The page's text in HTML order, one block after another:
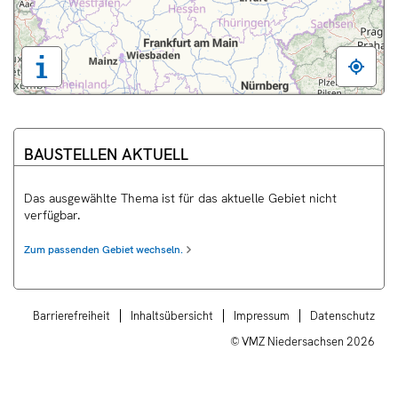
Tastaturbedienung,
Legende
weitere
anzeigen
BAUSTELLEN AKTUELL
Das ausgewählte Thema ist für das aktuelle Gebiet nicht
verfügbar.
Zum passenden Gebiet wechseln.
Barrierefreiheit Inhaltsübersicht Impressum
Datenschutz
© VMZ Niedersachsen 2026